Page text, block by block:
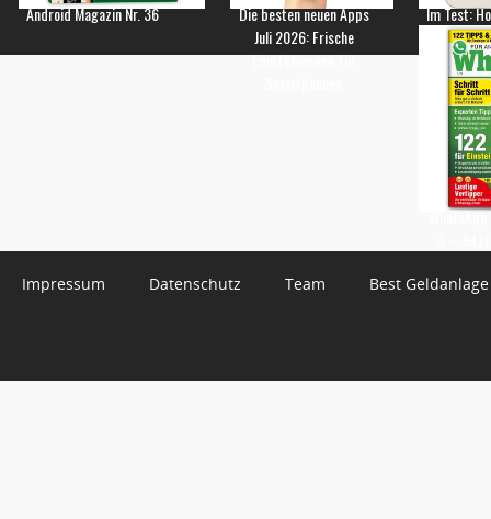
Android Magazin Nr. 36
Die besten neuen Apps
Juli 2026: Frische
Empfehlungen für
Im Test:
Impressum Datenschutz Team Best Geldanlage